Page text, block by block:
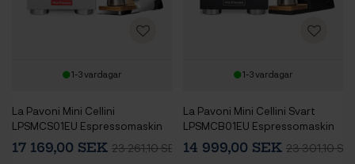
1-3 vardagar
La Pavoni Mini Cellini
LPSMCS01EU Espressomaskin
Inkl. Eureka Mignon Zero 65
Speedy Krom Espressokvarn
17 169,00 SEK 23 261,10 SEK
1-3 vardagar
La Pavoni Mini Cellini Svart
LPSMCB01EU Espressomaskin
Inkl. Eureka Mignon Zero 65
Speedy Mattsvart
14 999,00 SEK 23 301,10